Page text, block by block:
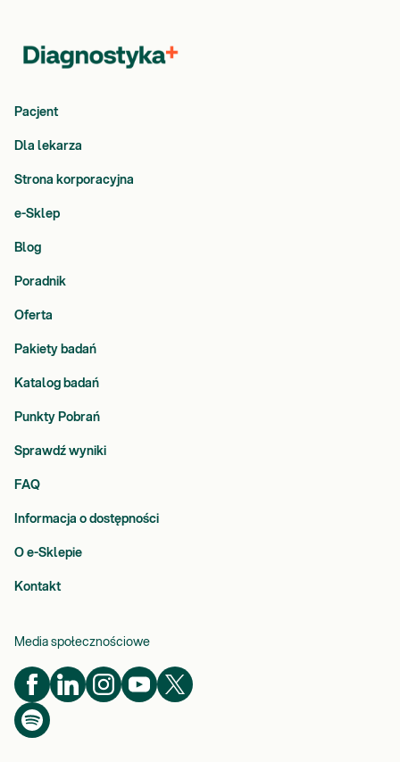
Pacjent
Dla lekarza
Strona korporacyjna
e-Sklep
Blog
Poradnik
Oferta
Pakiety badań
Katalog badań
Punkty Pobrań
Sprawdź wyniki
FAQ
Informacja o dostępności
O e-Sklepie
Kontakt
Media społecznościowe